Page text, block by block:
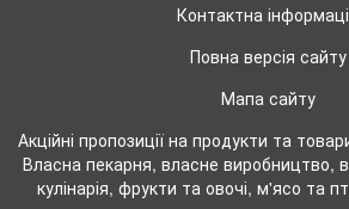
Контактна
Повна версія сайту
Мапа сайту
Акційні пропозиції на продукти та
Власна пекарня, власне виробництво,
кулінарія, фрукти та овочі, м'ясо та